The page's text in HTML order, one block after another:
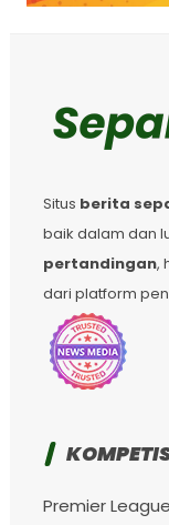
Situs berita
baik dalam dan
pertandingan,
dari platform
Premier League